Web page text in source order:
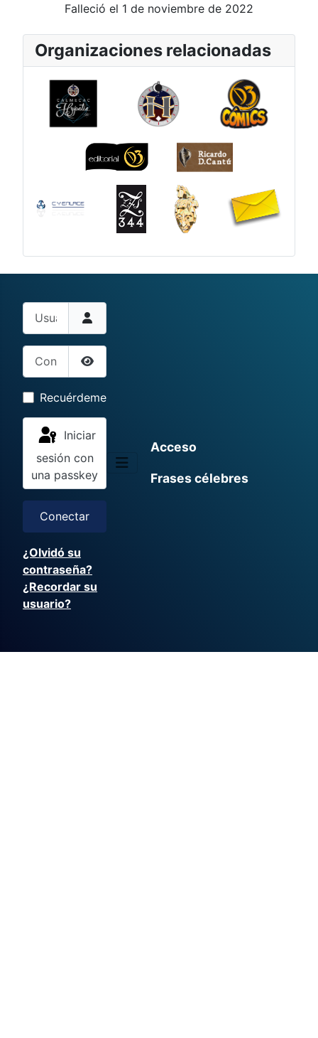
Falleció el 1 de noviembre de 2022
Organizaciones relacionadas
Usuario
Contraseña
Mostrar contraseña
Recuérdeme
sesión con
una passkey
Conectar
¿Olvidó su
contraseña?
¿Recordar su
usuario?
Acceso
Frases célebres